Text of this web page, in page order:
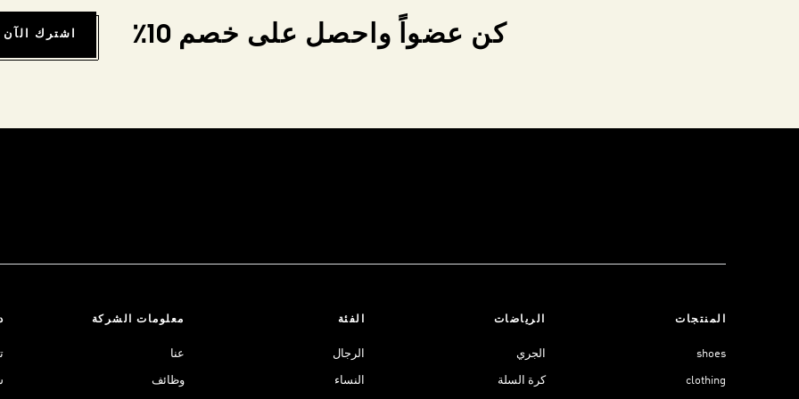
كن عضواً واحصل على خصم 10٪ اشترك الآن
المنتجات
shoes
clothing
الرياضات
الجري
كرة السلة
الفئة
الرجال
النساء
معلومات الشركة
عنا
وظائف